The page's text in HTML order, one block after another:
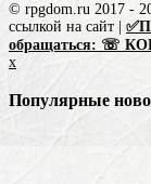
© rpgdom.ru 2017 -
ссылкой на сайт |
обращаться: ☏
x
Популярные